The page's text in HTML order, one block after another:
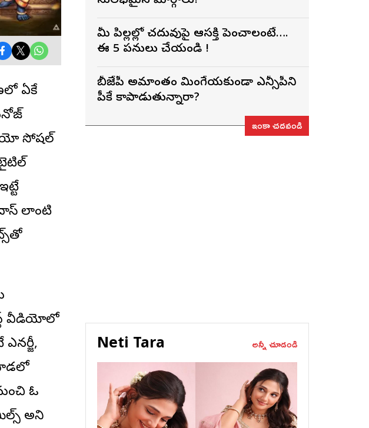
ఏకే
సోషల్
లాంటి
వీడియోలో
వాడలో
ఓ
అని
మీ పిల్లల్లో చదువుపై ఆసక్తి పెంచాలంటే….
ఈ 5 పనులు చేయండి !
బీజేపీ అమాంతం మింగేయకుండా ఎన్సీపీని
పీకే కాపాడుతున్నారా?
ఇంకా చదవండి
Neti Tara అన్నీ చూడండి